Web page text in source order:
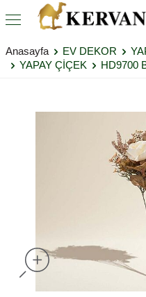
Anasayfa EV DEKOR
YAPAY ÇİÇEK
HD9700